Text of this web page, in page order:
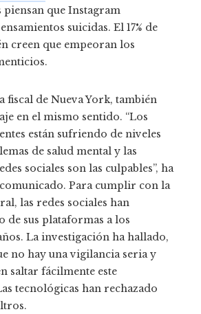
piensan que Instagram
suicidas. El 17% de
creen que empeoran los
fiscal de Nueva York, también
en el mismo sentido. “Los
están sufriendo de niveles
de salud mental y las
sociales son las culpables”, ha
Para cumplir con la
las redes sociales han
de sus plataformas a los
La investigación ha hallado,
no hay una vigilancia seria y
saltar fácilmente este
tecnológicas han rechazado